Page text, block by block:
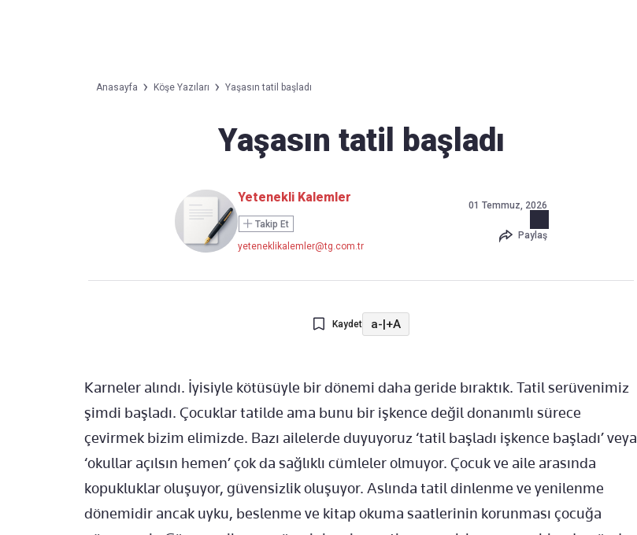
Favori mecralarınızda haber
Anasayfa Köşe Yazıları Yaşasın tatil başladı
Yaşasın tatil başladı
Yetenekli Kalemler
Takip Et
yeteneklikalemler@tg.com.tr
01 Temmuz, 2026
Paylaş
Kaydet a-|+A
Karneler alındı. İyisiyle kötüsüyle bir dönemi daha geride bıraktık. Tatil serüvenimiz
şimdi başladı. Çocuklar tatilde ama bunu bir işkence değil donanımlı sürece
çevirmek bizim elimizde. Bazı ailelerde duyuyoruz ‘tatil başladı işkence başladı’ veya
‘okullar açılsın hemen’ çok da sağlıklı cümleler olmuyor. Çocuk ve aile arasında
kopukluklar oluşuyor, güvensizlik oluşuyor. Aslında tatil dinlenme ve yenilenme
dönemidir ancak uyku, beslenme ve kitap okuma saatlerinin korunması çocuğa